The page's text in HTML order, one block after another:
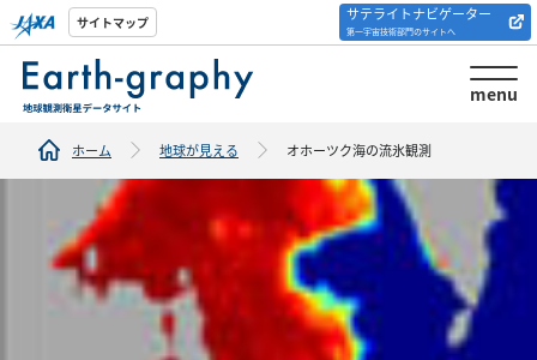
サイトマップ サテライトナビゲーター
第一宇宙技術部門のサイトへ
menu
解析ツール/サイトの
紹介
ホーム 地球が見える オホーツク海の流氷観測